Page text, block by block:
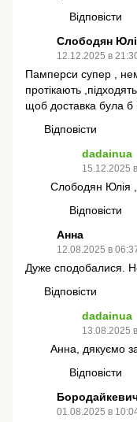
Відповісти
Слободян
12.12.2025 в
Памперси супер ,
протікають
щоб доставка була б
Відповісти
dadainua
15.12.2025
Слободян Юлія ,
Відповісти
Анна
12.08.2025 в
Дуже сподобалися.
Відповісти
dadainua
13.08.2025
Анна, дякуємо за
Відповісти
01.08.2025 в